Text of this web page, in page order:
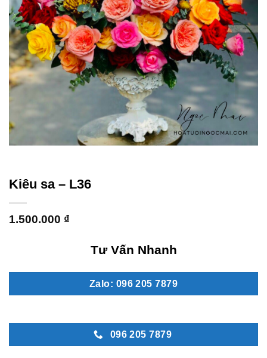
Kiêu sa – L36
1.500.000 ₫
Tư Vấn Nhanh
Zalo: 096 205 7879
096 205 7879